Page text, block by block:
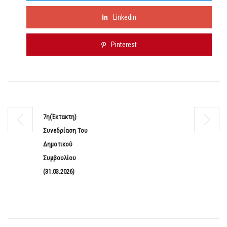
Linkedin
Pinterest
7η(Έκτακτη)
Συνεδρίαση Του
Δημοτικού
Συμβουλίου
(31.03.2026)